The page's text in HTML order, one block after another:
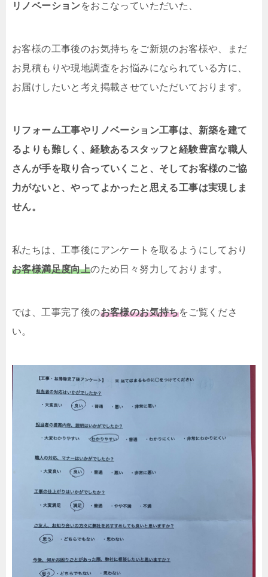
リノベーションをおこなっていただいた、
お客様の工事後のお気持ちをご新規のお客様や、まだ
お見積もりや現地調査をお悩みになられている方に、
お届けしたいと考え掲載させていただいております。
リフォーム工事やリノベーション工事は、新築を建て
るよりも難しく、経験あるスタッフと経験豊富な職人
さんが手を取り合っていくこと、そしてお客様のご協
力がないと、やってよかったと思える工事は実現しま
せん。
私たちは、工事後にアンケートを取るようにしており
お客様満足度向上のため日々努力しております。
では、工事完了後のお客様のお気持ちをご覧くださ
い。